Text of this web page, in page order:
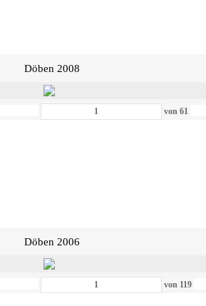
Döben 2008
von61
Döben 2006
von 119